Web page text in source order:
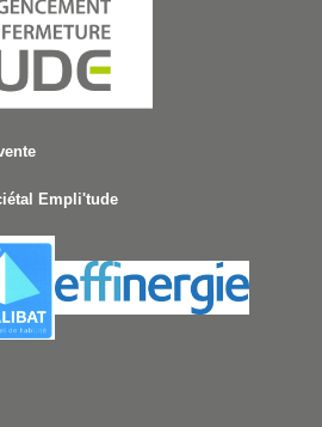
Empli'tude